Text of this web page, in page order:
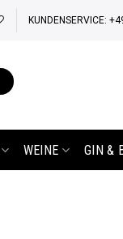
KUNDENSERVICE:
WEINE GIN &